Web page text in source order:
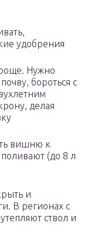
удобрения
Нужно
бороться с
делая
вишню к
(до 8 л
и
В регионах с
ствол и